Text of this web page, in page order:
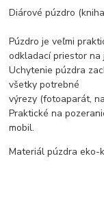
Diárové púzdro
Púzdro je veľmi
odkladací priestor na
Uchytenie púzdra
všetky potrebné
výrezy (fotoaparát,
Praktické na
mobil.
Materiál púzdra eko-